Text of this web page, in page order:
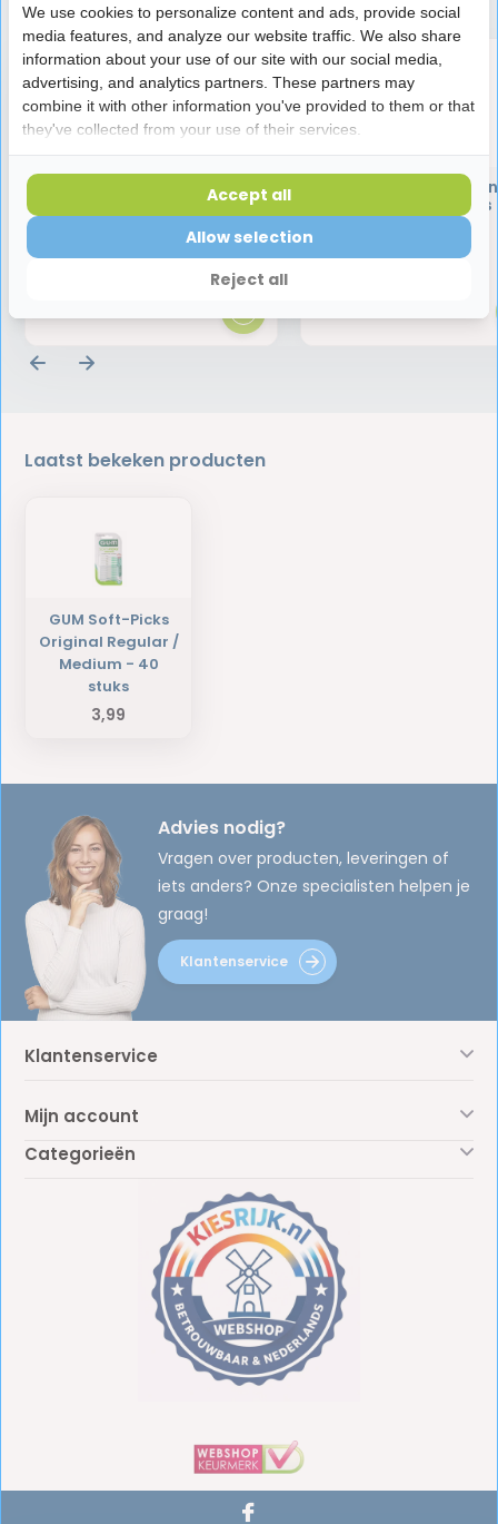
GUM Soft-Picks Original
Large | 40 stuks
3,99
GUM Soft-Picks
Large - 40 stuks
3,99
Laatst bekeken producten
GUM Soft-Picks
Original Regular /
Medium - 40
stuks
3,99
Advies nodig?
Vragen over producten, leveringen of
iets anders? Onze specialisten helpen je
graag!
Klantenservice
Klantenservice
Mijn account
Categorieën
We use cookies to personalize content and ads, provide social
media features, and analyze our website traffic. We also share
information about your use of our site with our social media,
advertising, and analytics partners. These partners may
combine it with other information you've provided to them or that
they've collected from your use of their services.
Reject all
Allow selection
Accept all